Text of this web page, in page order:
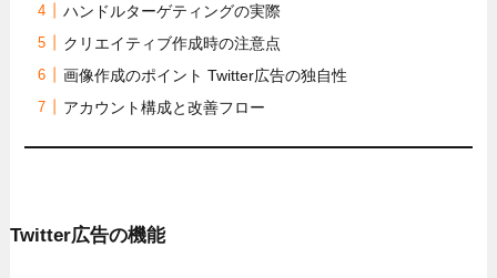
ハンドルターゲティングの実際
クリエイティブ作成時の注意点
画像作成のポイント Twitter広告の独自性
アカウント構成と改善フロー
Twitter広告の機能